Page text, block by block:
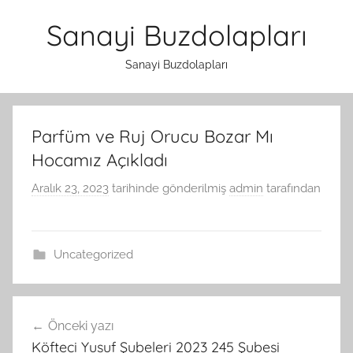
Sanayi Buzdolapları
Sanayi Buzdolapları
Parfüm ve Ruj Orucu Bozar Mı
Hocamız Açıkladı
Aralık 23, 2023 tarihinde gönderilmiş admin tarafından
Uncategorized
gezinmesi
Önceki yazı
Köfteci Yusuf Şubeleri 2023 245 Şubesi